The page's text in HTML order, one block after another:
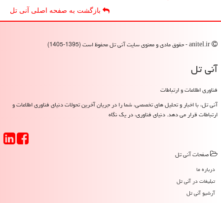
بازگشت به صفحه اصلی آنی تل
آنی تل
فناوری اطلاعات و ارتباطات
آنی تل، با اخبار و تحلیل های تخصصی، شما را در جریان آخرین تحولات دنیای فناوری اطلاعات و
ارتباطات قرار می دهد. دنیای فناوری، در یک نگاه
صفحات آنی تل
درباره ما
تبلیغات در آنی تل
آرشیو آنی تل